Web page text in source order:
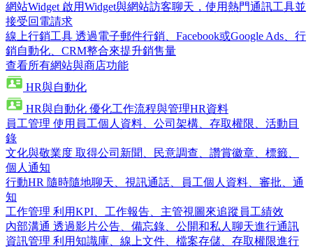
網站Widget 啟用Widget與網站訪客聊天，使用熱門通訊工具並
接受回電請求
線上行銷工具 透過電子郵件行銷、Facebook或Google Ads、行
銷自動化、CRM整合來提升銷售量
查看所有網站與商店功能
HR與自動化
HR與自動化 優化工作流程與管理HR資料
員工管理 使用員工個人資料、公司架構、存取權限、活動目
錄
文化與敬業度 取得公司新聞、民意調查、讚賞徽章、標籤、
個人通知
行動HR 隨時隨地聊天、視訊通話、員工個人資料、審批、通
知
工作管理 利用KPI、工作報告、主管視圖來追蹤員工績效
內部溝通 透過影片公告、備忘錄、公開和私人聊天進行通訊
資訊管理 利用知識庫、線上文件、檔案存儲、存取權限進行